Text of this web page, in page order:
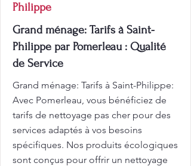
Philippe
Grand ménage: Tarifs à Saint-
Philippe par Pomerleau : Qualité
de Service
Grand ménage: Tarifs à Saint-Philippe:
Avec Pomerleau, vous bénéficiez de
tarifs de nettoyage pas cher pour des
services adaptés à vos besoins
spécifiques. Nos produits écologiques
sont conçus pour offrir un nettoyage